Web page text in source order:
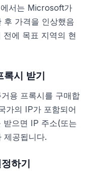
서는 Microsoft가
가격을 인상했음
에 목표 지역의 현
록시 받기
용 프록시를 구매합
가의 IP가 포함되어
받으면 IP 주소(또는
제공됩니다.
하기